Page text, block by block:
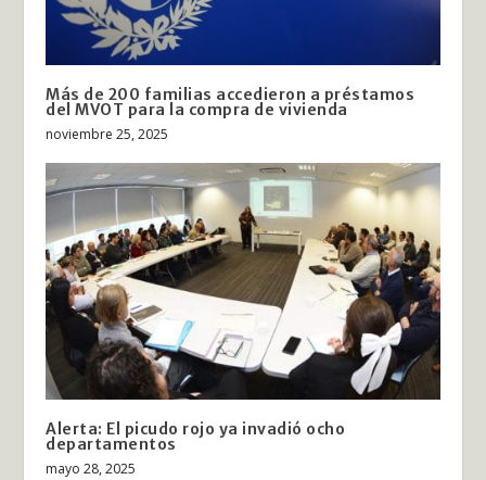
Más de 200 familias accedieron a préstamos
del MVOT para la compra de vivienda
noviembre 25, 2025
Alerta: El picudo rojo ya invadió ocho
departamentos
mayo 28, 2025